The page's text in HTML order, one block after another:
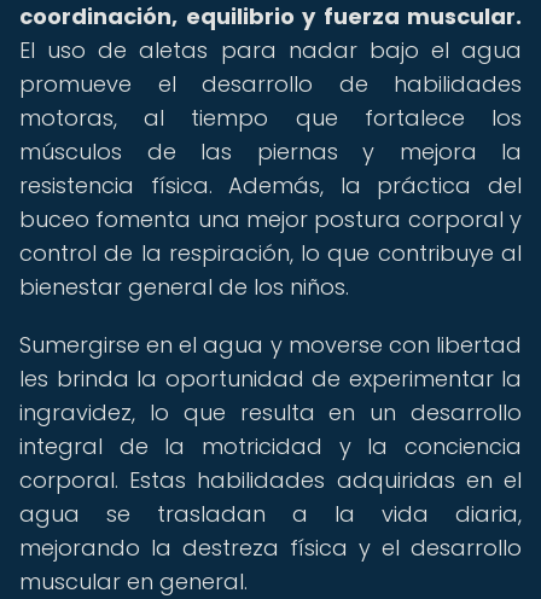
coordinación, equilibrio y fuerza muscular.
El uso de aletas para nadar bajo el agua
promueve el desarrollo de habilidades
motoras, al tiempo que fortalece los
músculos de las piernas y mejora la
resistencia física. Además, la práctica del
buceo fomenta una mejor postura corporal y
control de la respiración, lo que contribuye al
bienestar general de los niños.
Sumergirse en el agua y moverse con libertad
les brinda la oportunidad de experimentar la
ingravidez, lo que resulta en un desarrollo
integral de la motricidad y la conciencia
corporal. Estas habilidades adquiridas en el
agua se trasladan a la vida diaria,
mejorando la destreza física y el desarrollo
muscular en general.